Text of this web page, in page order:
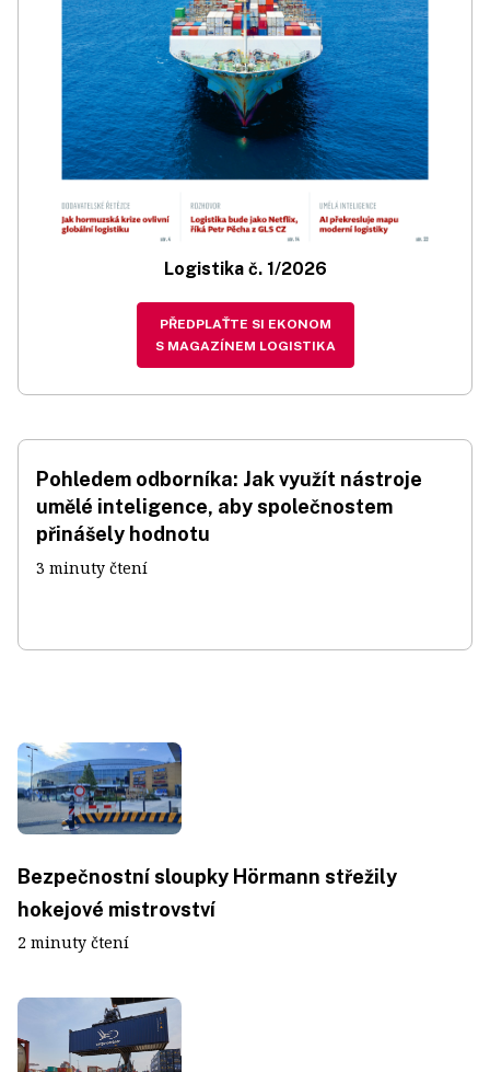
Logistika č. 1/2026
PŘEDPLAŤTE SI EKONOM
S MAGAZÍNEM LOGISTIKA
Pohledem odborníka: Jak využít nástroje
umělé inteligence, aby společnostem
přinášely hodnotu
3 minuty čtení
Bezpečnostní sloupky Hörmann střežily
hokejové mistrovství
2 minuty čtení